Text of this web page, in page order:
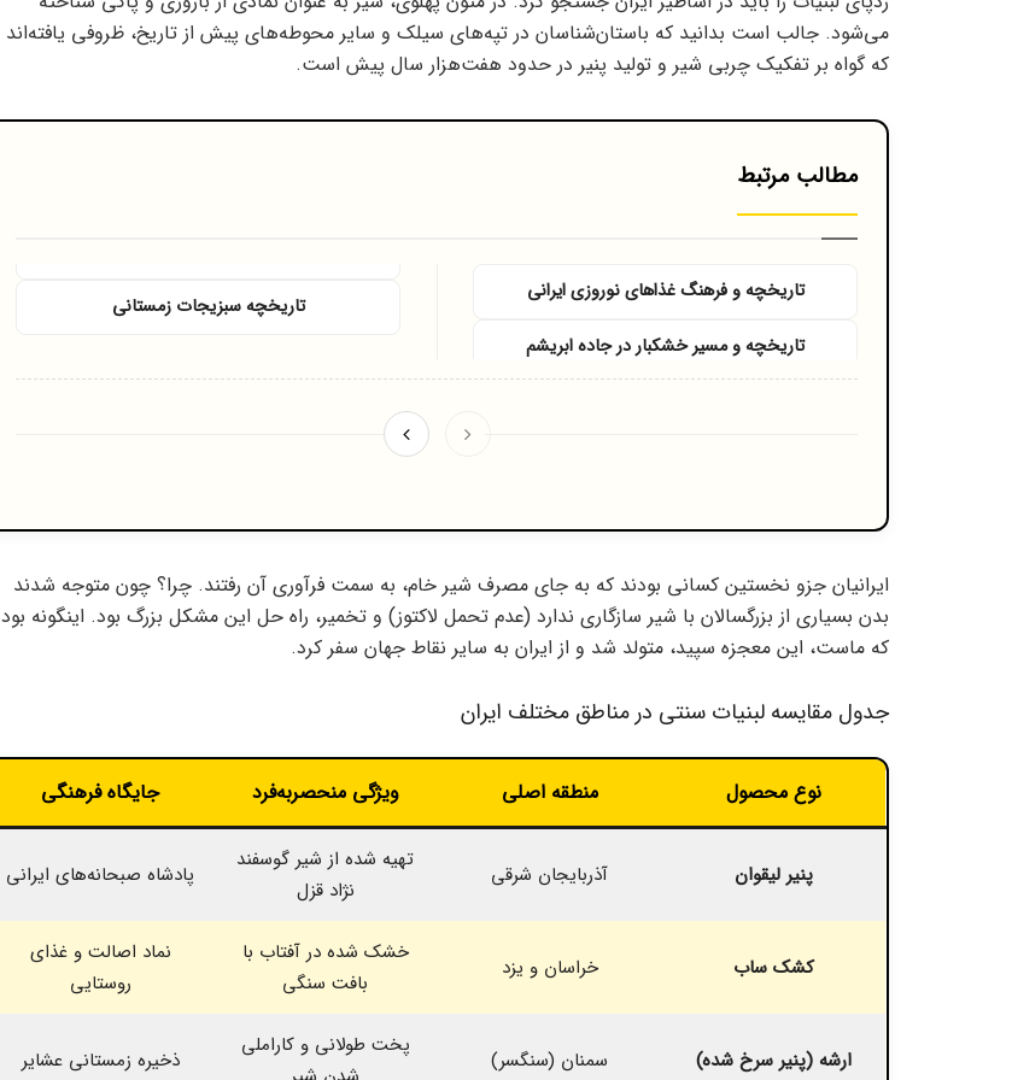
می‌شود. جالب است بدانید که باستان‌شناسان در تپه‌های سیلک و سایر محوطه‌های پیش از تاریخ، ظروفی یافته‌اند
که گواه بر تفکیک چربی شیر و تولید پنیر در حدود هفت‌هزار سال پیش است.
مطالب مرتبط
تاریخچه و فرهنگ غذاهای نوروزی ایرانی
تاریخچه و مسیر خشکبار در جاده ابریشم
تاریخچه سبزیجات زمستانی
ایرانیان جزو نخستین کسانی بودند که به جای مصرف شیر خام، به سمت فرآوری آن رفتند. چرا؟ چون متوجه شدند
بدن بسیاری از بزرگسالان با شیر سازگاری ندارد (عدم تحمل لاکتوز) و تخمیر، راه حل این مشکل بزرگ بود. اینگونه بود
که ماست، این معجزه سپید، متولد شد و از ایران به سایر نقاط جهان سفر کرد.
جدول مقایسه لبنیات سنتی در مناطق مختلف ایران
نوع محصول منطقه اصلی ویژگی منحصر‌به‌فرد جایگاه فرهنگی
پنیر لیقوان آذربایجان شرقی
تهیه شده از شیر گوسفند
نژاد قزل
پادشاه صبحانه‌های ایرانی
کشک ساب خراسان و یزد
خشک شده در آفتاب با
بافت سنگی
نماد اصالت و غذای
روستایی
ارشه (پنیر سرخ شده) سمنان (سنگسر)
پخت طولانی و کاراملی
ذخیره زمستانی عشایر